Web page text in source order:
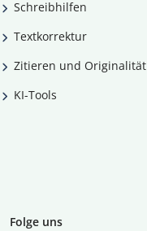
Schreibhilfen
Textkorrektur
Zitieren und Originalität
KI-Tools
Folge uns